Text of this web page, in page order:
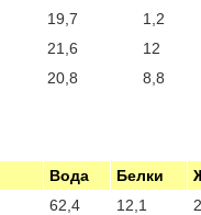
19,7
1,2
21,6
12
20,8 8,8
Вода Белки
62,4 12,1